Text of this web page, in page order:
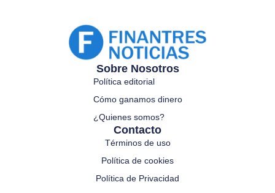
Sobre Nosotros
Política editorial
Cómo ganamos dinero
¿Quienes somos?
Contacto
Términos de uso
Política de cookies
Política de Privacidad